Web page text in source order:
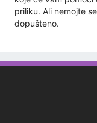
priliku. Ali nemojte
dopušteno.